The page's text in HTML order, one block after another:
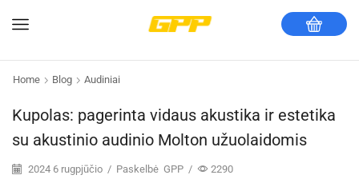
Home Blog Audiniai
Kupolas: pagerinta vidaus akustika ir estetika
su akustinio audinio Molton užuolaidomis
2024 6 rugpjūčio / Paskelbė GPP / 2290